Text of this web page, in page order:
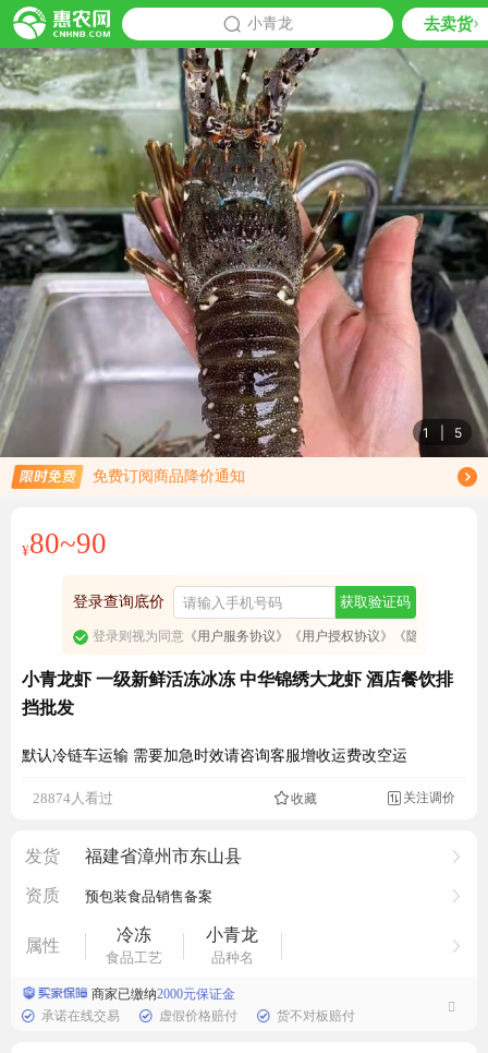
小青龙 去卖货
1 5
限时免费订阅小青龙行情趋势
免费订阅商品降价通知
¥80~90
登录查询底价 获取验证码
登录则视为同意《用户服务协议》 《用户授权协议》 《隐私政策》
小青龙虾 一级新鲜活冻冰冻 中华锦绣大龙虾 酒店餐饮排
挡批发
默认冷链车运输 需要加急时效请咨询客服增收运费改空运
28874人看过
收藏 关注调价
发货 福建省漳州市东山县
资质 预包装食品销售备案
属性
冷冻
食品工艺
小青龙
品种名
商家已缴纳2000元保证金
承诺在线交易
虚假价格赔付 货不对板赔付